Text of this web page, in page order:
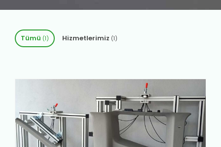
MEDYA
Tümü (1) Hizmetlerimiz (1)